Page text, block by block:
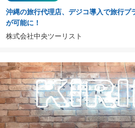
沖縄の旅行代理店、デジコ導入で旅行プ
が可能に！
株式会社中央ツーリスト